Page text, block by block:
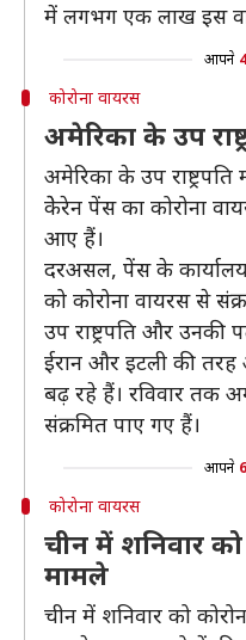
में लगभग एक लाख इस
आपने
कोरोना वायरस
अमेरिका के उप
अमेरिका के उप
केेरेन पेंस का कोरोना
आए हैं।
दरअसल, पेंस के
को कोरोना वायरस से
उप राष्ट्रपति और उनकी
ईरान और इटली की
बढ़ रहे हैं। रविवार तक
संक्रमित पाए गए हैं।
आपने
कोरोना वायरस
चीन में शनिवार
मामले
चीन में शनिवार को